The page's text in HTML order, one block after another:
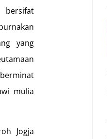
bersifat
yang
mulia
Jogja